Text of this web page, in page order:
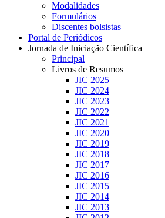
Modalidades
Formulários
Discentes bolsistas
Portal de Periódicos
Jornada de Iniciação Científica
Principal
Livros de Resumos
JIC 2025
JIC 2024
JIC 2023
JIC 2022
JIC 2021
JIC 2020
JIC 2019
JIC 2018
JIC 2017
JIC 2016
JIC 2015
JIC 2014
JIC 2013